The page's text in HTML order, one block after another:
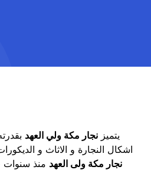
يتميز نجار مكة ولي العهد
اشكال النجارة و الاثاث و
نجار مكة ولى العهد منذ سنوات